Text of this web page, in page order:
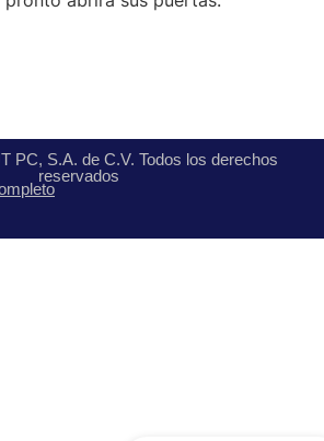
PC, S.A. de C.V. Todos los derechos
reservados